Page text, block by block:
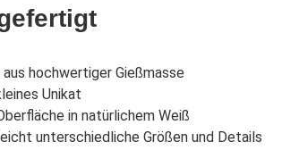
hochwertiger Gießmasse
Unikat
in natürlichem Weiß
unterschiedliche Größen und Details